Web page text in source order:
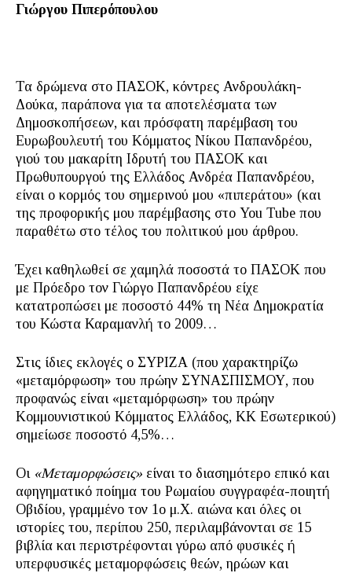
Γιώργου Πιπερόπουλου
Τα δρώμενα στο ΠΑΣΟΚ, κόντρες Ανδρουλάκη-
Δούκα, παράπονα για τα αποτελέσματα των
Δημοσκοπήσεων, και πρόσφατη παρέμβαση του
Ευρωβουλευτή του Κόμματος Νίκου Παπανδρέου,
γιού του μακαρίτη Ιδρυτή του ΠΑΣΟΚ και
Πρωθυπουργού της Ελλάδος Ανδρέα Παπανδρέου,
είναι ο κορμός του σημερινού μου «πιπεράτου» (και
της προφορικής μου παρέμβασης στο You Tube που
παραθέτω στο τέλος του πολιτικού μου άρθρου.
Έχει καθηλωθεί σε χαμηλά ποσοστά το ΠΑΣΟΚ που
με Πρόεδρο τον Γιώργο Παπανδρέου είχε
κατατροπώσει με ποσοστό 44% τη Νέα Δημοκρατία
του Κώστα Καραμανλή το 2009…
Στις ίδιες εκλογές ο ΣΥΡΙΖΑ (που χαρακτηρίζω
«μεταμόρφωση» του πρώην ΣΥΝΑΣΠΙΣΜΟΥ, που
προφανώς είναι «μεταμόρφωση» του πρώην
Κομμουνιστικού Κόμματος Ελλάδος, ΚΚ Εσωτερικού)
σημείωσε ποσοστό 4,5%…
Οι «Μεταμορφώσεις» είναι το διασημότερο επικό και
αφηγηματικό ποίημα του Ρωμαίου συγγραφέα-ποιητή
Οβιδίου, γραμμένο τον 1ο μ.Χ. αιώνα και όλες οι
ιστορίες του, περίπου 250, περιλαμβάνονται σε 15
βιβλία και περιστρέφονται γύρω από φυσικές ή
υπερφυσικές μεταμορφώσεις θεών, ηρώων και